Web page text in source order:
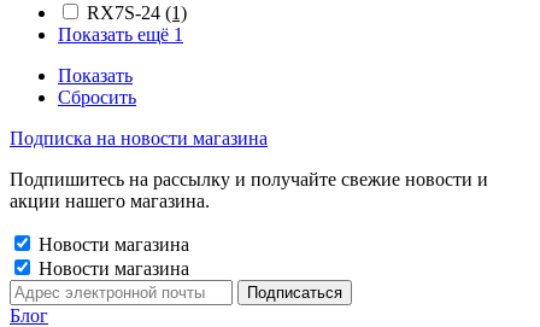
RX7S-24 (1)
Показать ещё 1
Показать
Сбросить
Подписка на новости магазина
Подпишитесь на рассылку и получайте свежие новости и
акции нашего магазина.
Новости магазина
Новости магазина
Блог